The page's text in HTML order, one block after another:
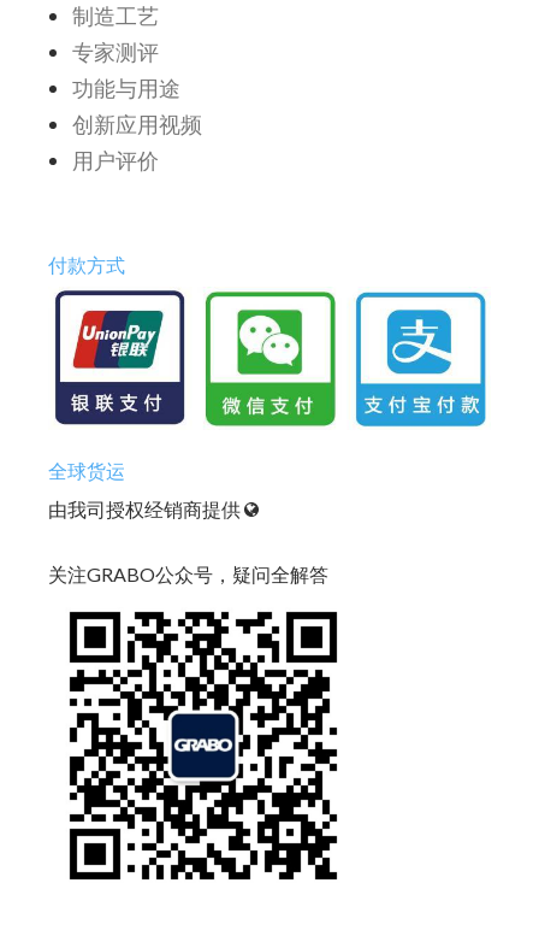
制造工艺
专家测评
功能与用途
创新应用视频
用户评价
付款方式
全球货运
由我司授权经销商提供
关注GRABO公众号，疑问全解答